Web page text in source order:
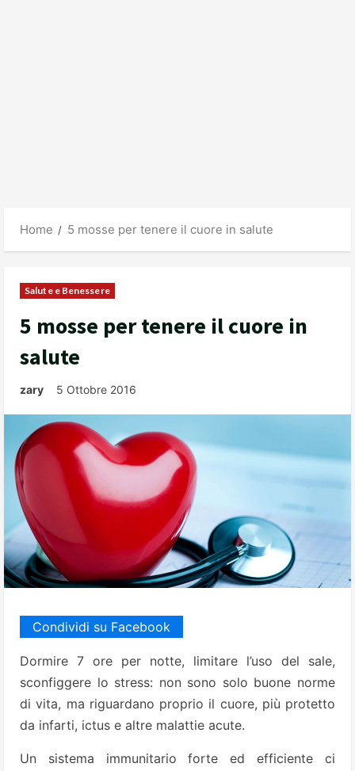
Home 5 mosse per tenere il cuore in salute
Salute e Benessere
5 mosse per tenere il cuore in
salute
zary 5 Ottobre 2016
Condividi su Facebook
Dormire 7 ore per notte, limitare l’uso del sale,
sconfiggere lo stress: non sono solo buone norme
di vita, ma riguardano proprio il cuore, più protetto
da infarti, ictus e altre malattie acute.
Un sistema immunitario forte ed efficiente ci